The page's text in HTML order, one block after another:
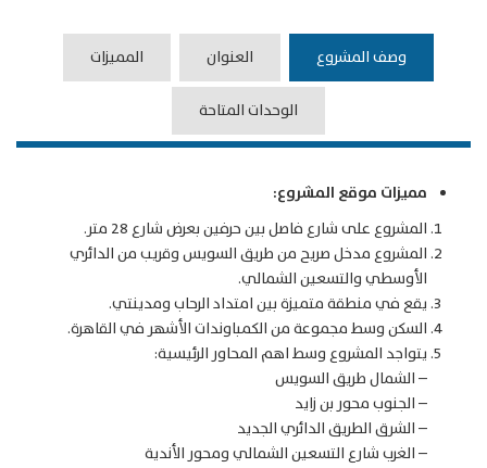
وصف المشروع العنوان المميزات
الوحدات المتاحة
مميزات موقع المشروع:
المشروع على شارع فاصل بين حرفين بعرض شارع 28 متر.
المشروع مدخل صريح من طريق السويس وقريب من الدائري
الأوسطي والتسعين الشمالي.
يقع في منطقة متميزة بين امتداد الرحاب ومدينتي.
السكن وسط مجموعة من الكمباوندات الأشهر في القاهرة.
يتواجد المشروع وسط اهم المحاور الرئيسية:
– الشمال طريق السويس
– الجنوب محور بن زايد
– الشرق الطريق الدائري الجديد
– الغرب شارع التسعين الشمالي ومحور الأندية